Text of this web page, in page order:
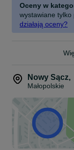
Oceny w
wystawiane tylko
działają oceny?
Nowy Sącz,
Małopolskie